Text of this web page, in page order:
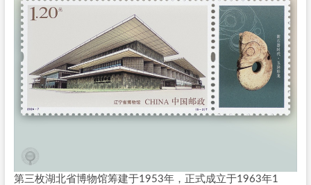
第三枚湖北省博物馆筹建于1953年，正式成立于1963年1